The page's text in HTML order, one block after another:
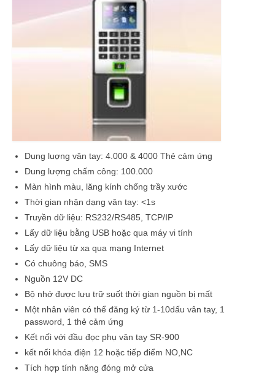
Dung luợng vân tay: 4.000 & 4000 Thẻ cảm ứng
Dung lượng chấm công: 100.000
Màn hình màu, lăng kính chống trầy xước
Thời gian nhận dạng vân tay: <1s
Truyền dữ liệu: RS232/RS485, TCP/IP
Lấy dữ liệu bằng USB hoặc qua máy vi tính
Lấy dữ liệu từ xa qua mạng Internet
Có chuông báo, SMS
Nguồn 12V DC
Bộ nhớ được lưu trữ suốt thời gian nguồn bị mất
Một nhân viên có thể đăng ký từ 1-10dấu vân tay, 1
password, 1 thẻ cảm ứng
Kết nối với đầu đọc phụ vân tay SR-900
kết nối khóa điện 12 hoặc tiếp điểm NO,NC
Tích hợp tính năng đóng mở cửa